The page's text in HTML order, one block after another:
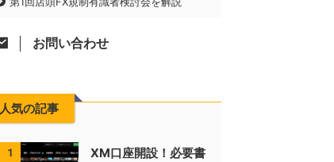
お問い合わせ
人気の記事
1
XM口座開設！必要書